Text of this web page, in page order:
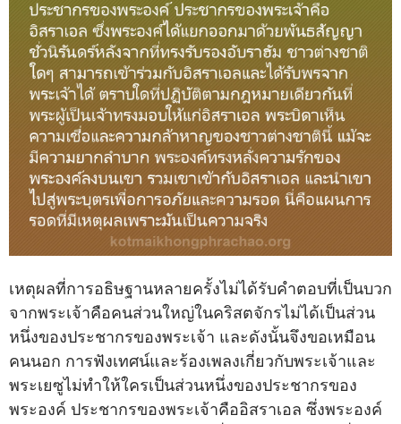
เหตุผลที่การอธิษฐานหลายครั้งไม่ได้รับคำตอบที่เป็นบวก
จากพระเจ้าคือคนส่วนใหญ่ในคริสตจักรไม่ได้เป็นส่วน
หนึ่งของประชากรของพระเจ้า และดังนั้นจึงขอเหมือน
คนนอก การฟังเทศน์และร้องเพลงเกี่ยวกับพระเจ้าและ
พระเยซูไม่ทำให้ใครเป็นส่วนหนึ่งของประชากรของ
พระองค์ ประชากรของพระเจ้าคืออิสราเอล ซึ่งพระองค์